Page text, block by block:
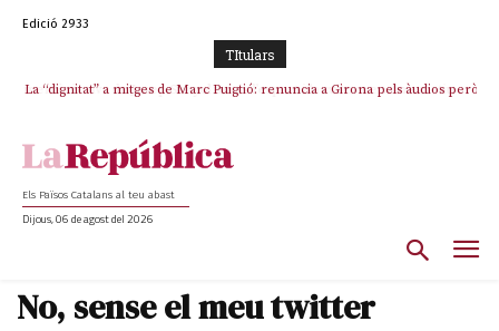
Edició 2933
TItulars
La “dignitat” a mitges de Marc Puigtió: renuncia a Girona pels àudios però
Els Països Catalans al teu abast
Dijous, 06 de agost del 2026
No, sense el meu twitter